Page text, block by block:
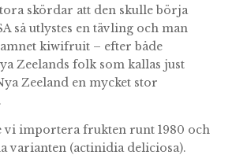
skördar att den skulle börja
så utlystes en tävling och man
kiwifruit – efter både
Zeelands folk som kallas just
Zeeland en mycket stor
vi importera frukten runt 1980 och
varianten (actinidia deliciosa).